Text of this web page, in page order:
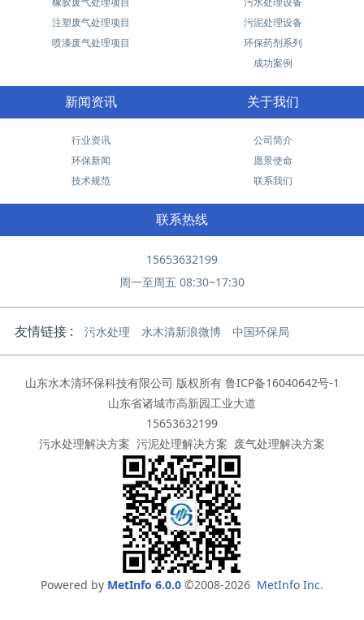
注塑废气处理项目
喷漆废气处理项目
污泥处理设备
环保药剂系列
成功案例
新闻资讯
行业资讯
环保新闻
技术规范
关于我们
公司简介
愿景使命
联系我们
联系热线
15653632199
周一至周五 08:30~17:30
友情链接 : 污水处理 水木清新浪微博 中国环保局
山东水木清环保科技有限公司 版权所有 鲁ICP备16040642号-1
山东省诸城市高新园工业大道
15653632199
污水处理解决方案 污泥处理解决方案 废气处理解决方案
Powered by MetInfo 6.0.0 ©2008-2026 MetInfo Inc.